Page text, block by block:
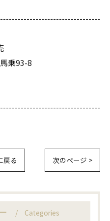
乗93-8
戻る 次のページ >
Categories